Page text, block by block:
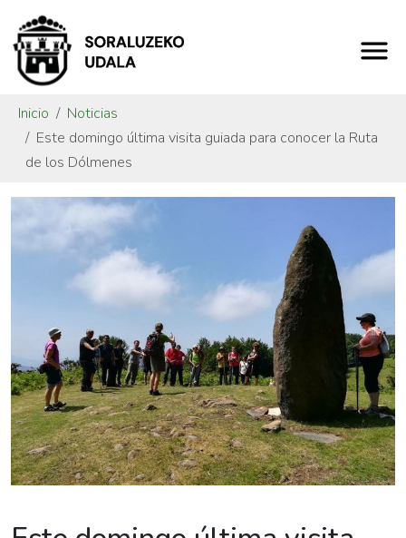
Inicio
Noticias
Este domingo última visita guiada para conocer la Ruta
de los Dólmenes